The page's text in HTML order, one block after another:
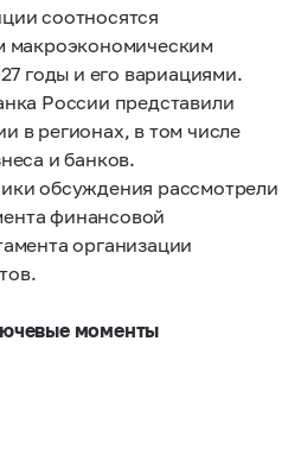
соотносятся
макроэкономическим
годы и его вариациями.
России представили
в регионах, в том числе
и банков.
обсуждения рассмотрели
финансовой
организации
моменты